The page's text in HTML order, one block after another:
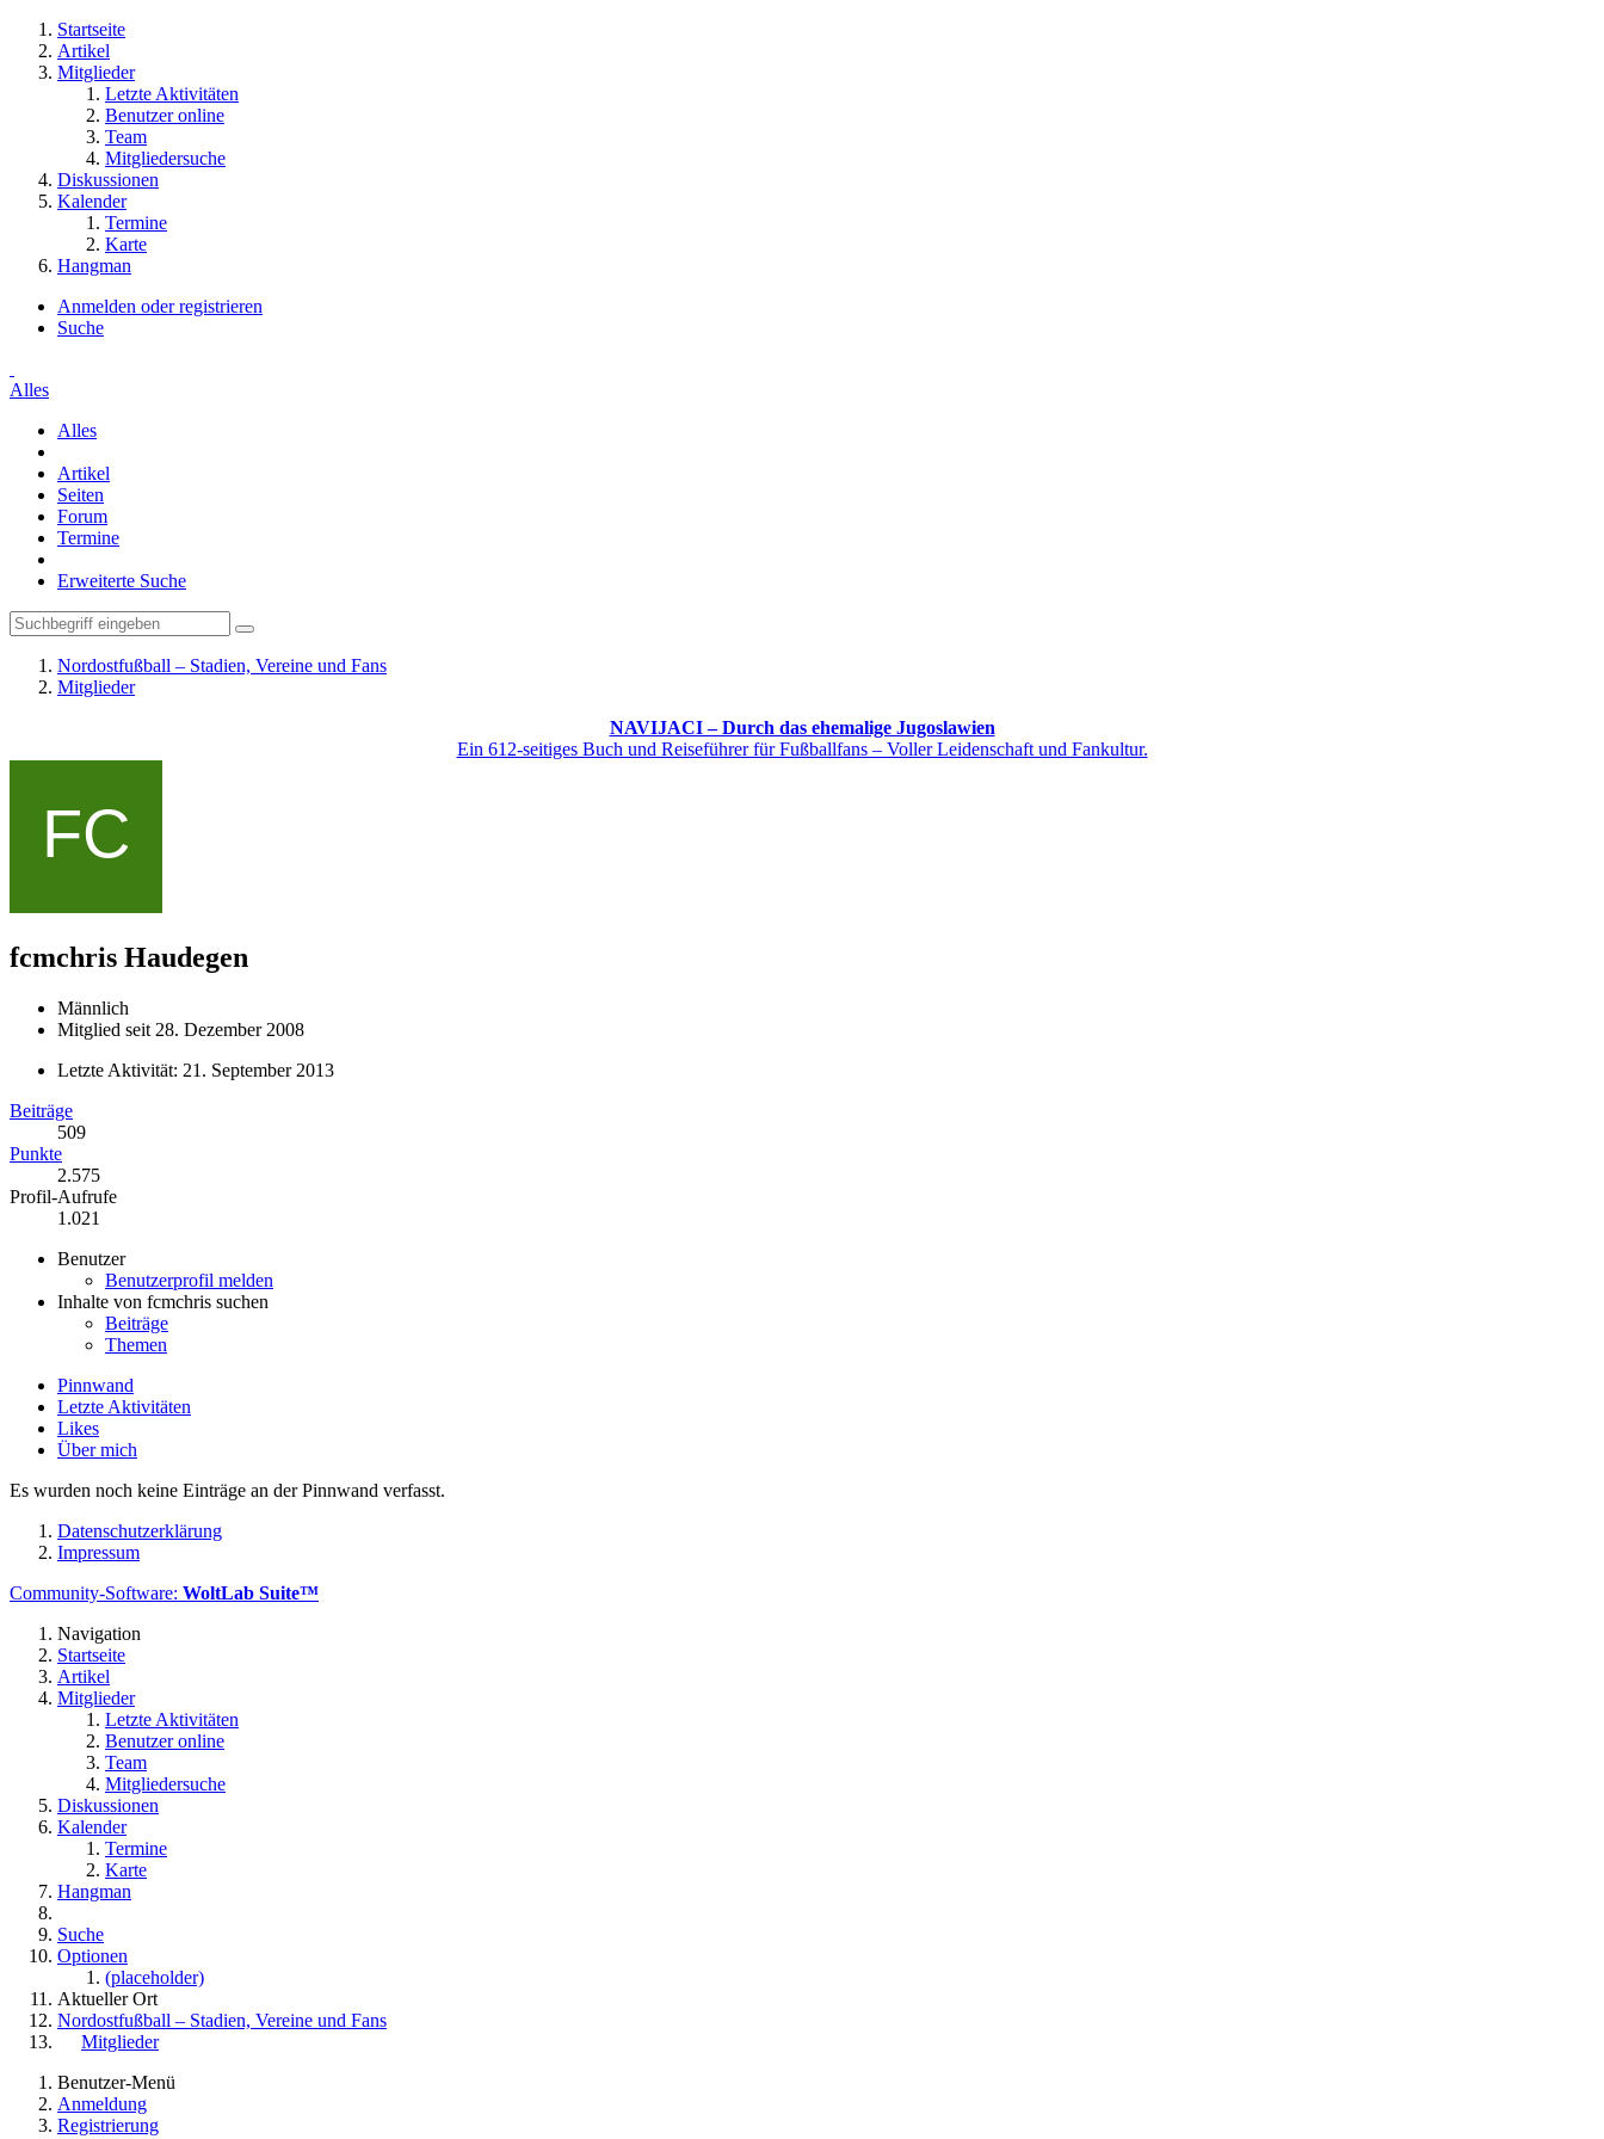
Startseite
Artikel
Mitglieder
Letzte Aktivitäten
Benutzer online
Team
Mitgliedersuche
Diskussionen
Kalender
Termine
Karte
Hangman
Anmelden oder registrieren
Suche
Alles
Alles
Artikel
Seiten
Forum
Termine
Erweiterte Suche
Nordostfußball – Stadien, Vereine und Fans
Mitglieder
NAVIJACI – Durch das ehemalige Jugoslawien
Ein 612-seitiges Buch und Reiseführer für Fußballfans – Voller Leidenschaft und Fankultur.
fcmchris Haudegen
Männlich
Mitglied seit 28. Dezember 2008
Letzte Aktivität: 21. September 2013
Beiträge
509
Punkte
2.575
Profil-Aufrufe
1.021
Benutzer
Benutzerprofil melden
Inhalte von fcmchris suchen
Beiträge
Themen
Pinnwand
Letzte Aktivitäten
Likes
Über mich
Es wurden noch keine Einträge an der Pinnwand verfasst.
Datenschutzerklärung
Impressum
Community-Software: WoltLab Suite™
Navigation
Startseite
Artikel
Mitglieder
Letzte Aktivitäten
Benutzer online
Team
Mitgliedersuche
Diskussionen
Kalender
Termine
Karte
Hangman
Suche
Optionen
(placeholder)
Aktueller Ort
Nordostfußball – Stadien, Vereine und Fans
Mitglieder
Benutzer-Menü
Anmeldung
Registrierung